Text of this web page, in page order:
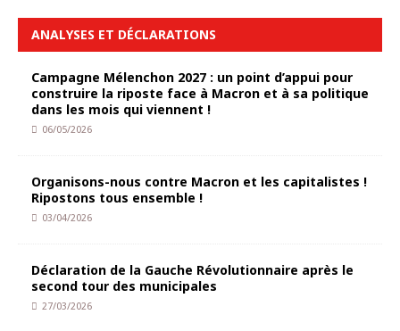
ANALYSES ET DÉCLARATIONS
Campagne Mélenchon 2027 : un point d’appui pour
construire la riposte face à Macron et à sa politique
dans les mois qui viennent !
06/05/2026
Organisons-nous contre Macron et les capitalistes !
Ripostons tous ensemble !
03/04/2026
Déclaration de la Gauche Révolutionnaire après le
second tour des municipales
27/03/2026